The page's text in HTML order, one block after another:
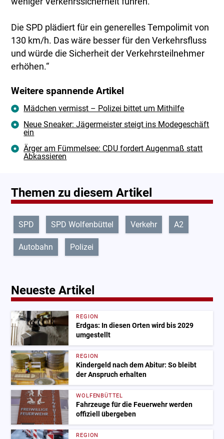
Die SPD plädiert für ein generelles Tempolimit von
130 km/h. Das wäre besser für den Verkehrsfluss
und würde die Sicherheit der Verkehrsteilnehmer
erhöhen.“
Weitere spannende Artikel
Mädchen vermisst – Polizei bittet um Mithilfe
Neue Sneaker: Jägermeister steigt ins Modegeschäft
ein
Ärger am Fümmelsee: CDU fordert Augenmaß statt
Abkassieren
Themen zu diesem Artikel
SPD SPD Wolfenbüttel Verkehr A2
Autobahn Polizei
Neueste Artikel
REGION
Erdgas: In diesen Orten wird bis 2029
umgestellt
REGION
Kindergeld nach dem Abitur: So bleibt
der Anspruch erhalten
WOLFENBÜTTEL
Fahrzeuge für die Feuerwehr werden
offiziell übergeben
REGION